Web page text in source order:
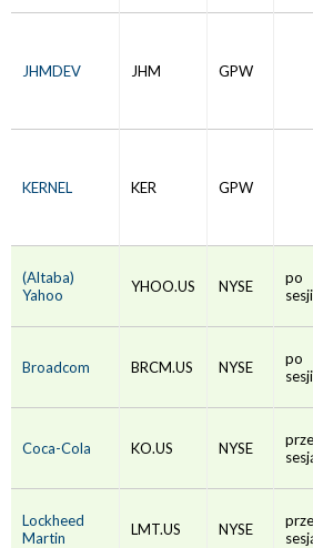
JHMDEV JHM GPW
KERNEL KER GPW
(Altaba)
Yahoo
YHOO.US NYSE
po
sesji
Broadcom BRCM.US NYSE
po
sesji
Coca-Cola KO.US NYSE
Lockheed
Martin
LMT.US NYSE